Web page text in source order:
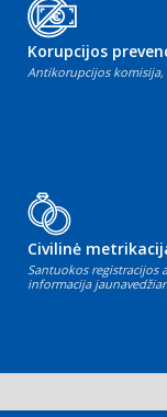
Korupcijos
Antikorupcijos
Civilinė
Santuokos registracijos
informacija